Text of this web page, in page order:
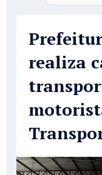
realiza